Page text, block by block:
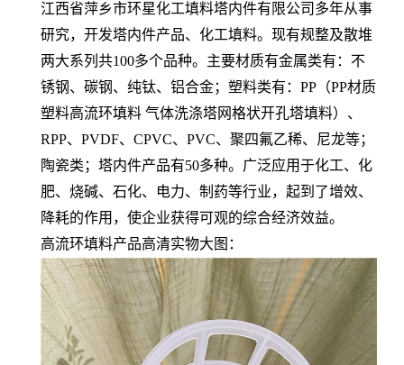
江西省萍乡市环星化工填料塔内件有限公司多年从事
研究，开发塔内件产品、化工填料。现有规整及散堆
两大系列共100多个品种。主要材质有金属类有：不
锈钢、碳钢、纯钛、铝合金；塑料类有：PP（PP材质
塑料高流环填料 气体洗涤塔网格状开孔塔填料）、
RPP、PVDF、CPVC、PVC、聚四氟乙稀、尼龙等；
陶瓷类；塔内件产品有50多种。广泛应用于化工、化
肥、烧碱、石化、电力、制药等行业，起到了增效、
降耗的作用，使企业获得可观的综合经济效益。
高流环填料产品高清实物大图：